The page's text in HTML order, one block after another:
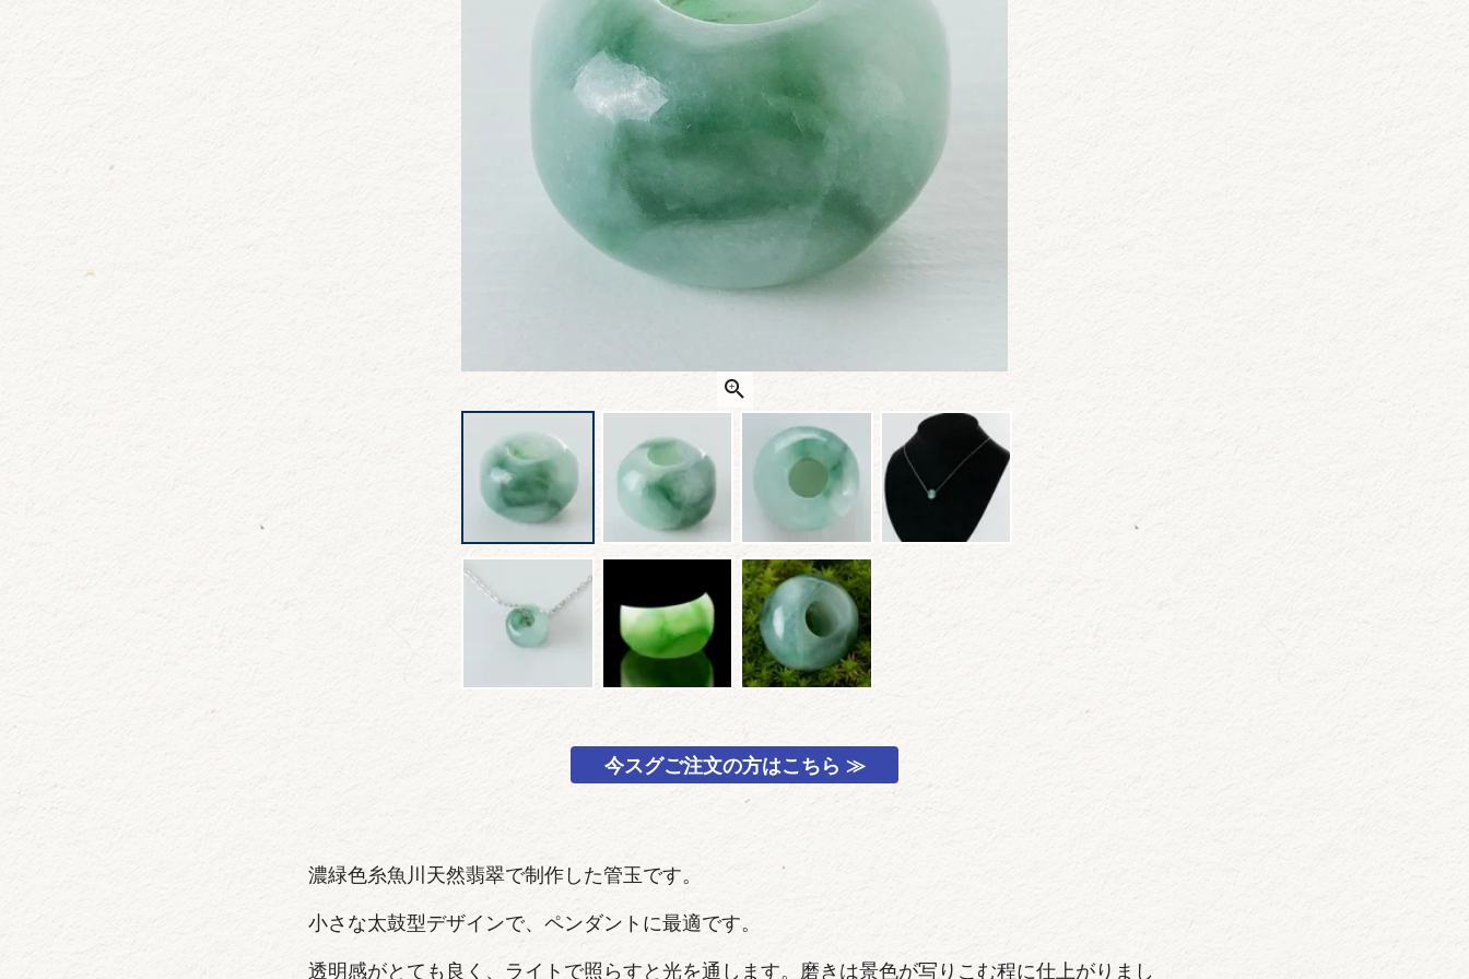
今スグご注文の方はこちら ≫
濃緑色糸魚川天然翡翠で制作した管玉です。
小さな太鼓型デザインで、ペンダントに最適です。
透明感がとても良く、ライトで照らすと光を通します。磨きは景色が写りこむ程に仕上がりまし